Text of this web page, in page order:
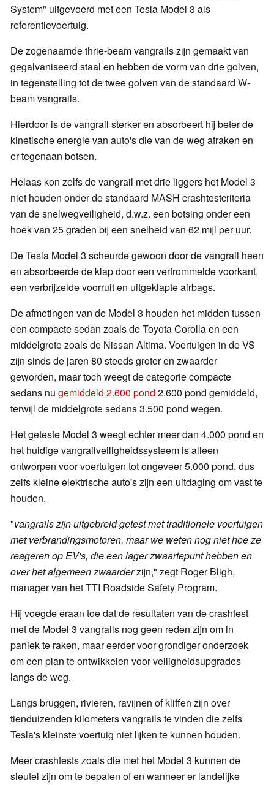
System" uitgevoerd met een Tesla Model 3 als
referentievoertuig.
De zogenaamde thrie-beam vangrails zijn gemaakt van
gegalvaniseerd staal en hebben de vorm van drie golven,
in tegenstelling tot de twee golven van de standaard W-
beam vangrails.
Hierdoor is de vangrail sterker en absorbeert hij beter de
kinetische energie van auto's die van de weg afraken en
er tegenaan botsen.
Helaas kon zelfs de vangrail met drie liggers het Model 3
niet houden onder de standaard MASH crashtestcriteria
van de snelwegveiligheid, d.w.z. een botsing onder een
hoek van 25 graden bij een snelheid van 62 mijl per uur.
De Tesla Model 3 scheurde gewoon door de vangrail heen
en absorbeerde de klap door een verfrommelde voorkant,
een verbrijzelde voorruit en uitgeklapte airbags.
De afmetingen van de Model 3 houden het midden tussen
een compacte sedan zoals de Toyota Corolla en een
middelgrote zoals de Nissan Altima. Voertuigen in de VS
zijn sinds de jaren 80 steeds groter en zwaarder
geworden, maar toch weegt de categorie compacte
sedans nu gemiddeld 2.600 pond 2.600 pond gemiddeld,
terwijl de middelgrote sedans 3.500 pond wegen.
Het geteste Model 3 weegt echter meer dan 4.000 pond en
het huidige vangrailveiligheidssysteem is alleen
ontworpen voor voertuigen tot ongeveer 5.000 pond, dus
zelfs kleine elektrische auto's zijn een uitdaging om vast te
houden.
"vangrails zijn uitgebreid getest met traditionele voertuigen
met verbrandingsmotoren, maar we weten nog niet hoe ze
reageren op EV's, die een lager zwaartepunt hebben en
over het algemeen zwaarderzijn," zegt Roger Bligh,
manager van het TTI Roadside Safety Program.
Hij voegde eraan toe dat de resultaten van de crashtest
met de Model 3 vangrails nog geen reden zijn om in
paniek te raken, maar eerder voor grondiger onderzoek
om een plan te ontwikkelen voor veiligheidsupgrades
langs de weg.
Langs bruggen, rivieren, ravijnen of kliffen zijn over
tienduizenden kilometers vangrails te vinden die zelfs
Tesla's kleinste voertuig niet lijken te kunnen houden.
Meer crashtests zoals die met het Model 3 kunnen de
sleutel zijn om te bepalen of en wanneer er landelijke